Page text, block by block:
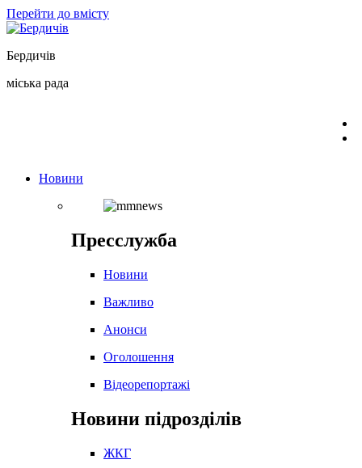
Перейти до вмісту
Бердичів
міська рада
Новини
Пресслужба
Новини
Важливо
Анонси
Оголошення
Відеорепортажі
Новини підрозділів
ЖКГ